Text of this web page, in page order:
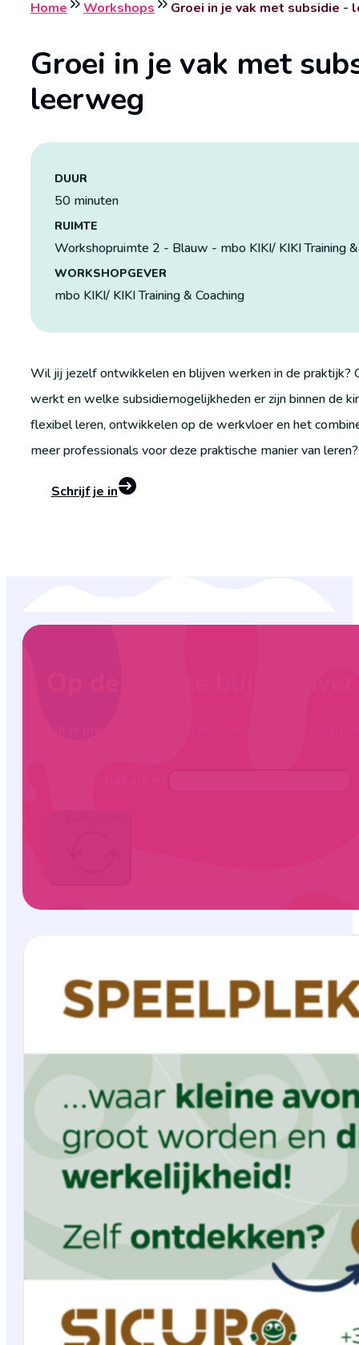
Home Workshops Groei in je vak met subsidie -
Groei in je vak met
leerweg
DUUR
50 minuten
RUIMTE
Workshopruimte 2 - Blauw - mbo KIKI/ KIKI Training &
WORKSHOPGEVER
mbo KIKI/ KIKI Training & Coaching
Wil jij jezelf ontwikkelen en blijven werken in de
werkt en welke subsidiemogelijkheden er zijn binnen de
flexibel leren, ontwikkelen op de werkvloer en het
meer professionals voor deze praktische manier van leren?
Schrijf je in